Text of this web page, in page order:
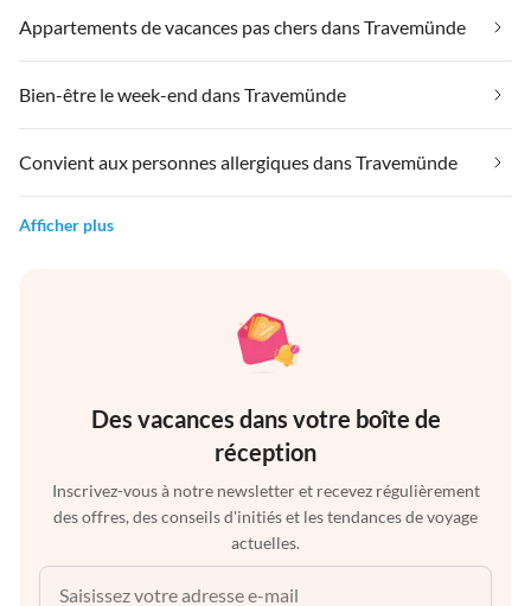
Appartements de vacances pas chers dans Travemünde
Bien-être le week-end dans Travemünde
Convient aux personnes allergiques dans Travemünde
Afficher plus
Des vacances dans votre boîte de
réception
Inscrivez-vous à notre newsletter et recevez régulièrement
des offres, des conseils d'initiés et les tendances de voyage
actuelles.